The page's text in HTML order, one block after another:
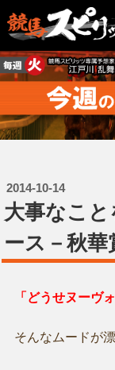
2014-10-14
大事なこ
ース－秋華
「どうせヌーヴ
そんなムードが